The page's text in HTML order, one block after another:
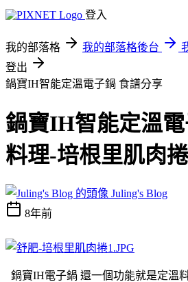
登入
我的部落格 我的部落格後台
登出
鍋寶IH智能定溫電子鍋 食譜分享
鍋寶IH智能定溫
料理-培根里肌肉捲
Juling's Blog
8年前
鍋寶IH電子鍋 還一個功能就是定溫